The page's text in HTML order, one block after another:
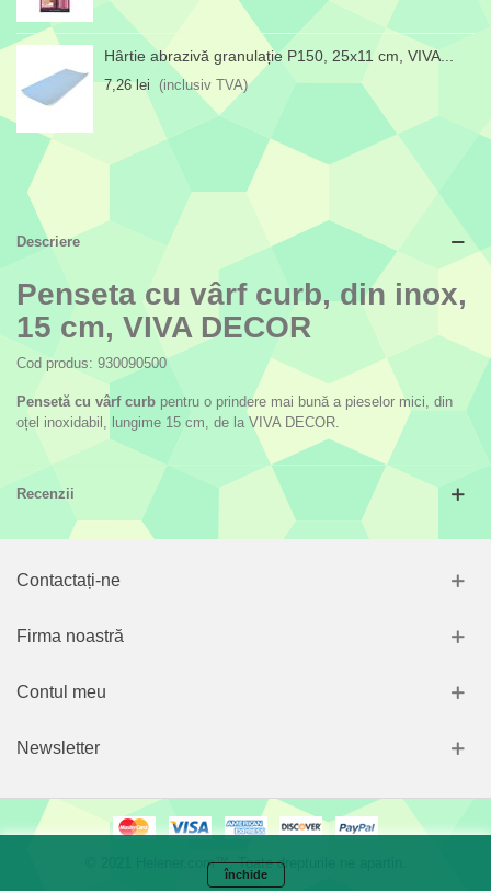
Hârtie abrazivă granulație P150, 25x11 cm, VIVA...
7,26 lei (inclusiv TVA)
Descriere
Penseta cu vârf curb, din inox,
15 cm, VIVA DECOR
Cod produs: 930090500
Pensetă cu vârf curb pentru o prindere mai bună a pieselor mici, din
oțel inoxidabil, lungime 15 cm, de la VIVA DECOR.
Recenzii
Contactați-ne
Firma noastră
Contul meu
Newsletter
închide
© 2021 Helener.com™. Toate drepturile ne apartin.